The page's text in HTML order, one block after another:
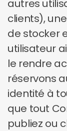
autres
clients),
de stocker
utilisateur
le rendre
réservons
identité à
que tout
publiez ou